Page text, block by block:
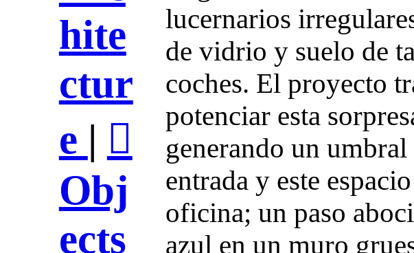
hite
ctur
e | ︎
Obj
ects
lucernarios
de vidrio y suelo de
coches. El proyecto
potenciar esta
generando un umbral
entrada y este
oficina; un paso
azul en un muro